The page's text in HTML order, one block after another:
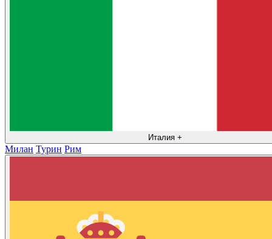
Италия +
Милан Турин Рим